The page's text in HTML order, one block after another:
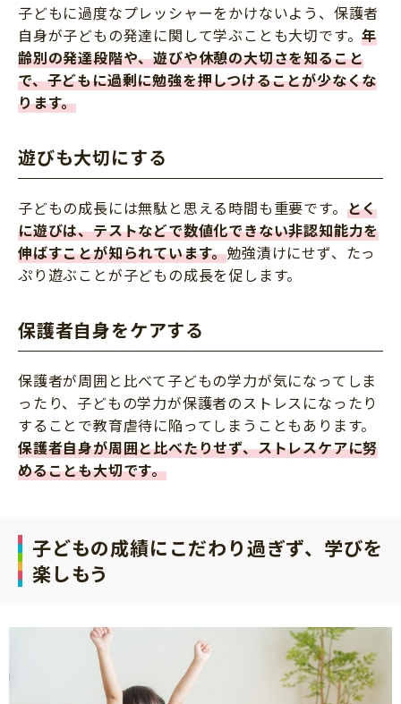
子どもに過度なプレッシャーをかけないよう、保護者
自身が子どもの発達に関して学ぶことも大切です。年
齢別の発達段階や、遊びや休憩の大切さを知ること
で、子どもに過剰に勉強を押しつけることが少なくな
ります。
遊びも大切にする
子どもの成長には無駄と思える時間も重要です。 とく
に遊びは、テストなどで数値化できない非認知能力を
伸ばすことが知られています。勉強漬けにせず、たっ
ぷり遊ぶことが子どもの成長を促します。
保護者自身をケアする
保護者が周囲と比べて子どもの学力が気になってしま
ったり、子どもの学力が保護者のストレスになったり
することで教育虐待に陥ってしまうこともあります。
保護者自身が周囲と比べたりせず、ストレスケアに努
めることも大切です。
子どもの成績にこだわり過ぎず、学びを
楽しもう